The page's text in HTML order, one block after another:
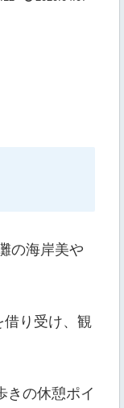
の海岸美や
借り受け、観
きの休憩ポイ